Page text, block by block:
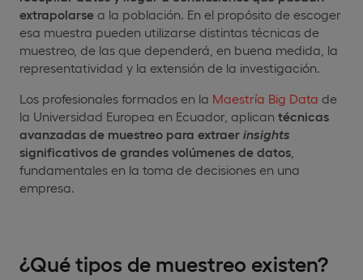
extrapolarse a la población. En el propósito de escoger
esa muestra pueden utilizarse distintas técnicas de
muestreo, de las que dependerá, en buena medida, la
representatividad y la extensión de la investigación.
Los profesionales formados en la Maestría Big Data de
la Universidad Europea en Ecuador, aplican técnicas
avanzadas de muestreo para extraer insights
significativos de grandes volúmenes de datos
fundamentales en la toma de decisiones en una
empresa.
¿Qué tipos de muestreo existen?